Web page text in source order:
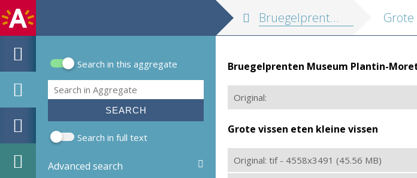
Search form
Search in this aggregate
Search
Search in full text
Advanced search
Bruegelprenten Museum Plantin-Moretus Grote
Bruegelprenten Museum Plantin-
Original:
Grote vissen eten kleine vissen
Original: tif - 4558x3491 (45.56 MB)